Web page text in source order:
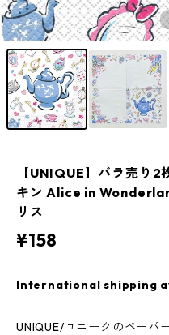
【UNIQUE】バラ売り
キン Alice in
リス
¥158
International shipping
UNIQUE/ユニークのペーパ